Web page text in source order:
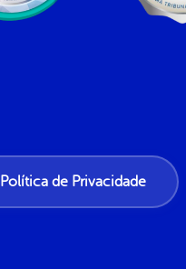
Política de Privacidade